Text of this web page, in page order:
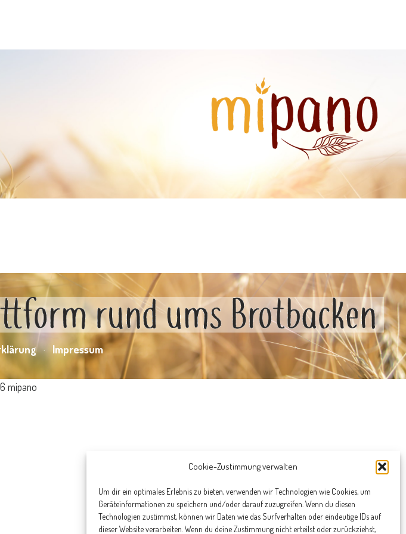
Cookie-Zustimmung verwalten
Um dir ein optimales Erlebnis zu bieten, verwenden wir Technologien wie Cookies, um
Geräteinformationen zu speichern und/oder darauf zuzugreifen. Wenn du diesen
Technologien zustimmst, können wir Daten wie das Surfverhalten oder eindeutige IDs auf
dieser Website verarbeiten. Wenn du deine Zustimmung nicht erteilst oder zurückziehst,
Impressum
mipano